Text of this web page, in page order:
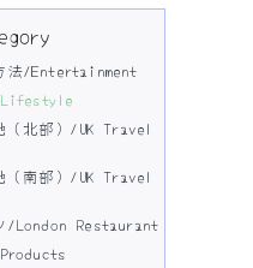
法/Entertainment
Lifestyle
（北部）/UK Travel
（南部）/UK Travel
/London Restaurant